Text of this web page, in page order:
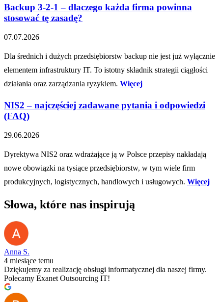
Backup 3-2-1 – dlaczego każda firma powinna
stosować tę zasadę?
07.07.2026
Dla średnich i dużych przedsiębiorstw backup nie jest już wyłącznie
elementem infrastruktury IT. To istotny składnik strategii ciągłości
działania oraz zarządzania ryzykiem. Więcej
NIS2 – najczęściej zadawane pytania i odpowiedzi
(FAQ)
29.06.2026
Dyrektywa NIS2 oraz wdrażające ją w Polsce przepisy nakładają
nowe obowiązki na tysiące przedsiębiorstw, w tym wiele firm
produkcyjnych, logistycznych, handlowych i usługowych. Więcej
Słowa, które nas inspirują
Anna S.
4 miesiące temu
Dziękujemy za realizację obsługi informatycznej dla naszej firmy.
Polecamy Exanet Outsourcing IT!